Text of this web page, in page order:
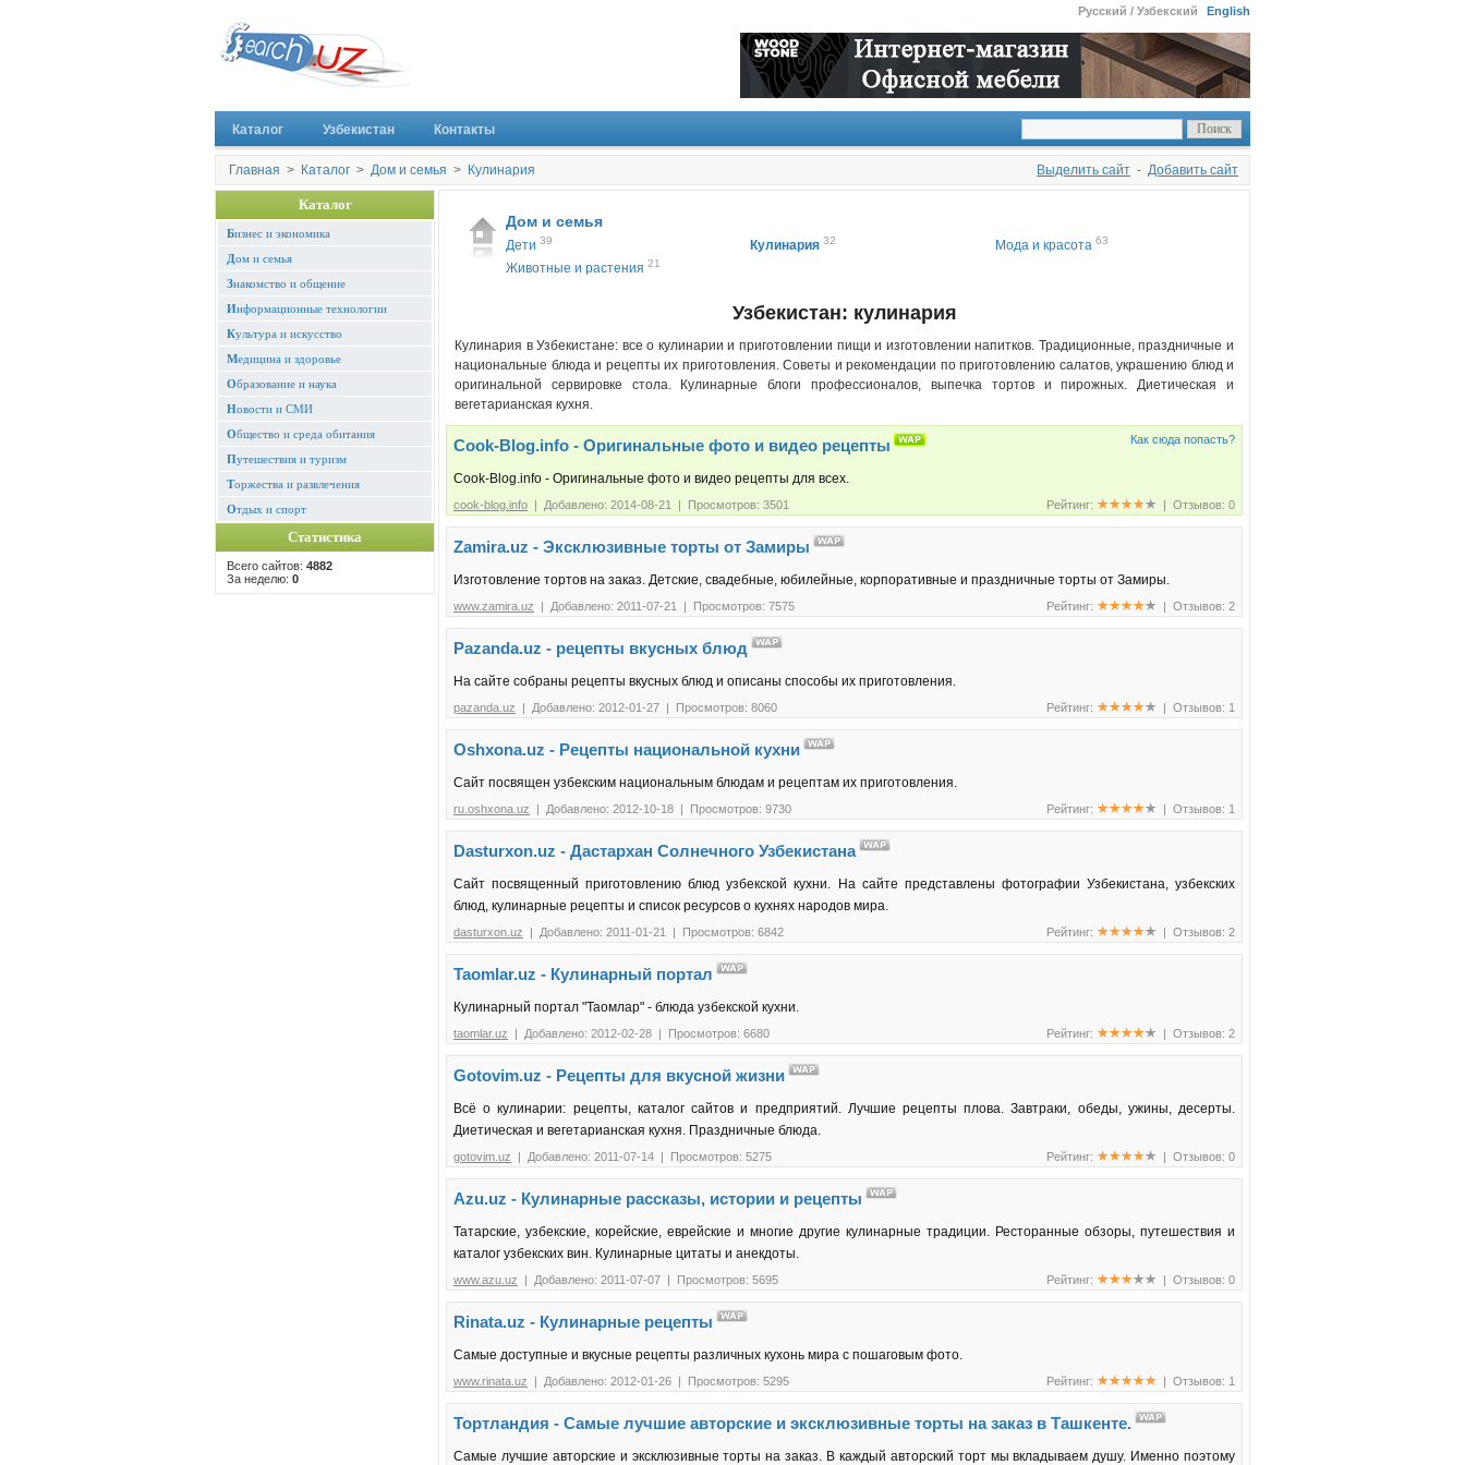
Русский / Узбекский English
Каталог Узбекистан Контакты
Выделить сайт - Добавить сайт
Главная > Каталог > Дом и семья > Кулинария
Каталог
Бизнес и экономика
Дом и семья
Знакомство и общение
Информационные технологии
Культура и искусство
Медицина и здоровье
Образование и наука
Новости и СМИ
Общество и среда обитания
Путешествия и туризм
Торжества и развлечения
Отдых и спорт
Статистика
Всего сайтов: 4882
За неделю: 0
Дом и семья
Дети 39 Кулинария 32 Мода и красота 63
Животные и растения 21
Узбекистан: кулинария
Кулинария в Узбекистане: все о кулинарии и приготовлении пищи и изготовлении напитков. Традиционные, праздничные и
национальные блюда и рецепты их приготовления. Советы и рекомендации по приготовлению салатов, украшению блюд и
оригинальной сервировке стола. Кулинарные блоги профессионалов, выпечка тортов и пирожных. Диетическая и
вегетарианская кухня.
Cook-Blog.info - Оригинальные фото и видео рецепты Как сюда попасть?
Cook-Blog.info - Оригинальные фото и видео рецепты для всех.
Рейтинг: | Отзывов: 0
cook-blog.info | Добавлено: 2014-08-21 | Просмотров: 3501
Zamira.uz - Эксклюзивные торты от Замиры
Изготовление тортов на заказ. Детские, свадебные, юбилейные, корпоративные и праздничные торты от Замиры.
Рейтинг: | Отзывов: 2
www.zamira.uz | Добавлено: 2011-07-21 | Просмотров: 7575
Pazanda.uz - рецепты вкусных блюд
На сайте собраны рецепты вкусных блюд и описаны способы их приготовления.
Рейтинг: | Отзывов: 1
pazanda.uz | Добавлено: 2012-01-27 | Просмотров: 8060
Oshxona.uz - Рецепты национальной кухни
Сайт посвящен узбекским национальным блюдам и рецептам их приготовления.
Рейтинг: | Отзывов: 1
ru.oshxona.uz | Добавлено: 2012-10-18 | Просмотров: 9730
Dasturxon.uz - Дастархан Солнечного Узбекистана
Сайт посвященный приготовлению блюд узбекской кухни. На сайте представлены фотографии Узбекистана, узбекских
блюд, кулинарные рецепты и список ресурсов о кухнях народов мира.
Рейтинг: | Отзывов: 2
dasturxon.uz | Добавлено: 2011-01-21 | Просмотров: 6842
Taomlar.uz - Кулинарный портал
Кулинарный портал "Таомлар" - блюда узбекской кухни.
Рейтинг: | Отзывов: 2
taomlar.uz | Добавлено: 2012-02-28 | Просмотров: 6680
Gotovim.uz - Рецепты для вкусной жизни
Всё о кулинарии: рецепты, каталог сайтов и предприятий. Лучшие рецепты плова. Завтраки, обеды, ужины, десерты.
Диетическая и вегетарианская кухня. Праздничные блюда.
Рейтинг: | Отзывов: 0
gotovim.uz | Добавлено: 2011-07-14 | Просмотров: 5275
Azu.uz - Кулинарные рассказы, истории и рецепты
Татарские, узбекские, корейские, еврейские и многие другие кулинарные традиции. Ресторанные обзоры, путешествия и
каталог узбекских вин. Кулинарные цитаты и анекдоты.
Рейтинг: | Отзывов: 0
www.azu.uz | Добавлено: 2011-07-07 | Просмотров: 5695
Rinata.uz - Кулинарные рецепты
Самые доступные и вкусные рецепты различных кухонь мира с пошаговым фото.
Рейтинг: | Отзывов: 1
www.rinata.uz | Добавлено: 2012-01-26 | Просмотров: 5295
Тортландия - Самые лучшие авторские и эксклюзивные торты на заказ в Ташкенте.
Самые лучшие авторские и эксклюзивные торты на заказ. В каждый авторский торт мы вкладываем душу. Именно поэтому